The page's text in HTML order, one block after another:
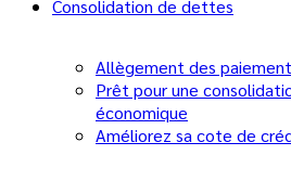
Consolidation de dettes
Allègement des
Prêt pour une
économique
Améliorez sa cote de
de nos conseillers
Informations sur le prêt
Type de prêt